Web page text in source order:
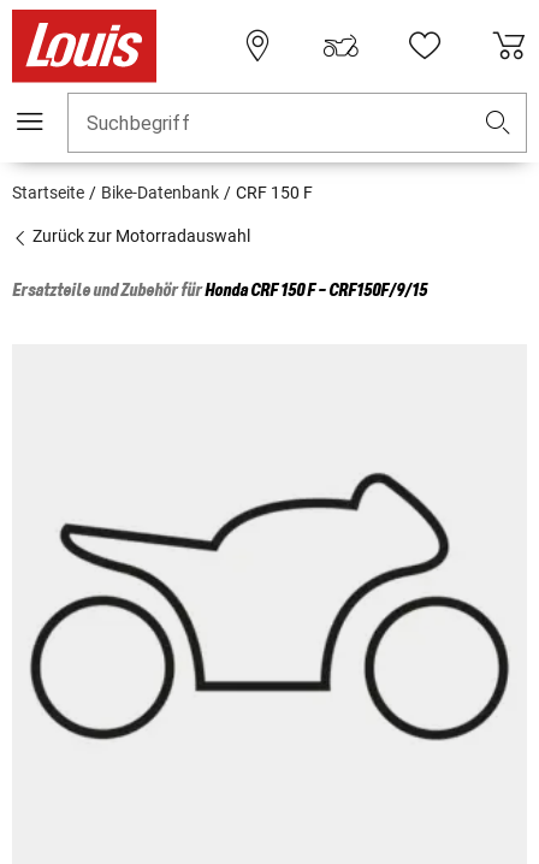
Suchbegriff
Startseite Bike-Datenbank CRF 150 F
Zurück zur Motorradauswahl
Ersatzteile und Zubehör fürHondaCRF 150 F - CRF150F/9/15